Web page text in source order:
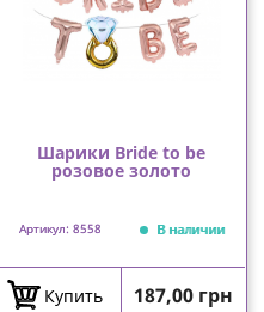
Шарики Bride to be
розовое золото
Артикул: 8558 В наличии
Купить Цена
187,00 грн